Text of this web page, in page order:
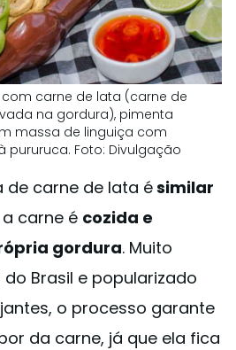
carne de lata (carne de
na gordura), pimenta
massa de linguiça com
pururuca. Foto: Divulgação
de carne de lata ésimilar
carne é cozida e
gordura. Muito
Brasil e popularizado
o processo garante
da carne, já que ela fica